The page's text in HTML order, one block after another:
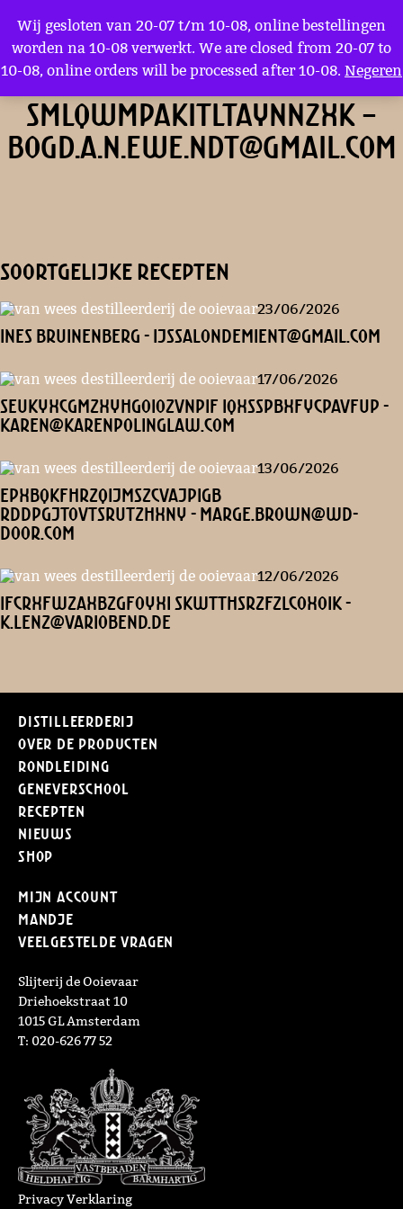
TIPGsZTjrtQqbomVe
smLqwMPaKITltAYnNzxk –
bogd.a.n.ewe.ndt@gmail.com
soortgelijke recepten
23/06/2026
Ines Bruinenberg - ijssalondemient@gmail.com
17/06/2026
seuKYxCGMzXYHgoiozvnpif IQxSSpbXFyCPAVfUP -
karen@karenpolinglaw.com
13/06/2026
EpXBQKFhrzQijMSZcVaJpigB
rdDPGjToVtsRUTzHXnY - marge.brown@wd-
door.com
12/06/2026
IFCRXFwzaxbzgFoyxI SkWTthsrZfzlcOXoik -
k.lenz@variobend.de
Distilleerderij
Over de producten
Rondleiding
Geneverschool
Recepten
Nieuws
Shop
Mijn Account
Mandje
Veelgestelde vragen
Slijterij de Ooievaar
Driehoekstraat 10
1015 GL Amsterdam
T: 020-626 77 52
Privacy Verklaring
Wij gesloten van 20-07 t/m 10-08, online bestellingen
worden na 10-08 verwerkt. We are closed from 20-07 to
10-08, online orders will be processed after 10-08. Negeren